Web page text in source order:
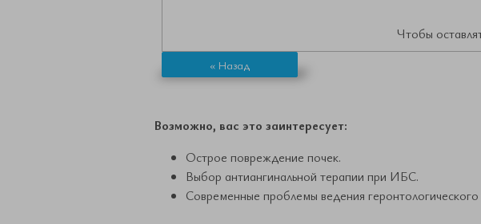
Чтобы
« Назад
Возможно, вас это заинтересует:
Острое повреждение почек.
Выбор антиангинальной терапии при ИБС.
Современные проблемы ведения